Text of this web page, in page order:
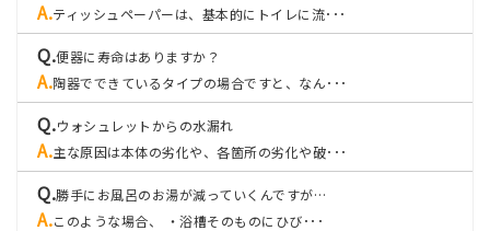
ティッシュペーパーは、基本的にトイレに流･･･
便器に寿命はありますか？
陶器でできているタイプの場合ですと、なん･･･
ウォシュレットからの水漏れ
主な原因は本体の劣化や、各箇所の劣化や破･･･
勝手にお風呂のお湯が減っていくんですが…
このような場合、 ・浴槽そのものにひび･･･